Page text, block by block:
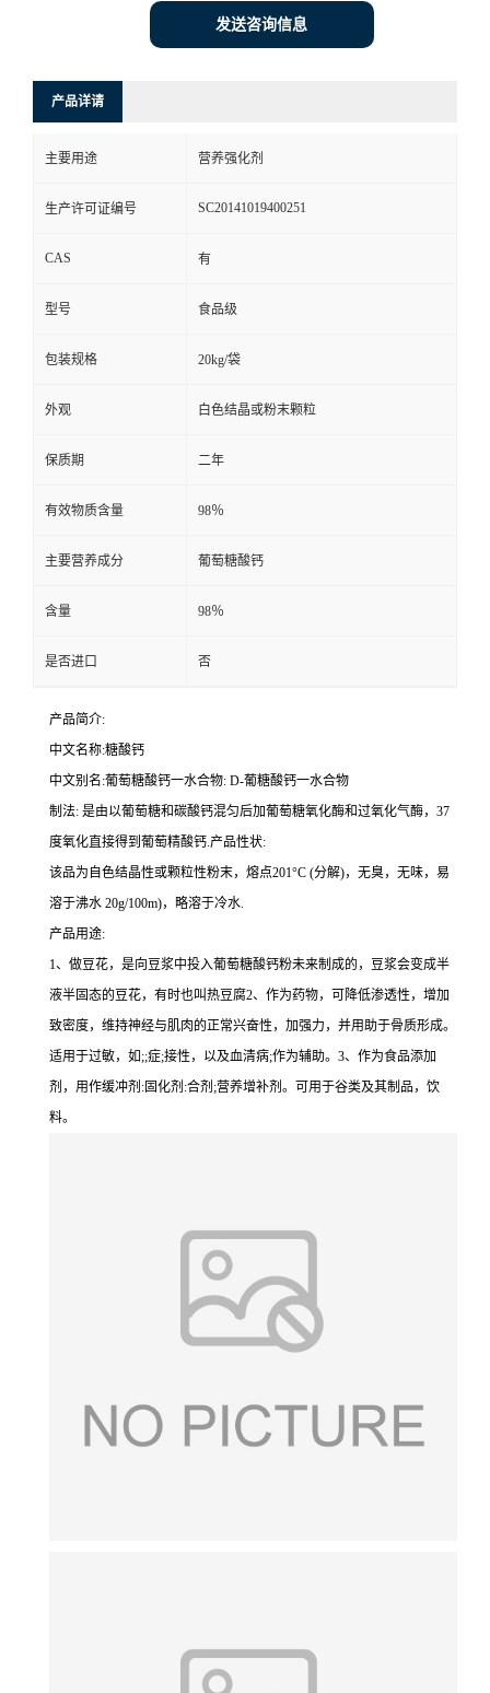
发送咨询信息
产品详请
主要用途 营养强化剂
生产许可证编号 SC20141019400251
CAS 有
型号 食品级
包装规格 20kg/袋
外观 白色结晶或粉末颗粒
保质期 二年
有效物质含量 98％
主要营养成分 葡萄糖酸钙
含量 98％
是否进口 否
产品简介:
中文名称:糖酸钙
中文别名:葡萄糖酸钙一水合物: D-葡糖酸钙一水合物
制法: 是由以葡萄糖和碳酸钙混匀后加葡萄糖氧化酶和过氧化气酶，37
度氧化直接得到葡萄精酸钙.产品性状:
该品为自色结晶性或颗粒性粉末，熔点201°C (分解)，无臭，无味，易
溶于沸水 20g/100m)，略溶于冷水.
产品用途:
1、做豆花，是向豆浆中投入葡萄糖酸钙粉未来制成的，豆浆会变成半
液半固态的豆花，有时也叫热豆腐2、作为药物，可降低渗透性，增加
致密度，维持神经与肌肉的正常兴奋性，加强力，并用助于骨质形成。
适用于过敏，如;;症;接性，以及血清病;作为辅助。3、作为食品添加
剂，用作缓冲剂:固化剂:合剂;营养增补剂。可用于谷类及其制品，饮
料。